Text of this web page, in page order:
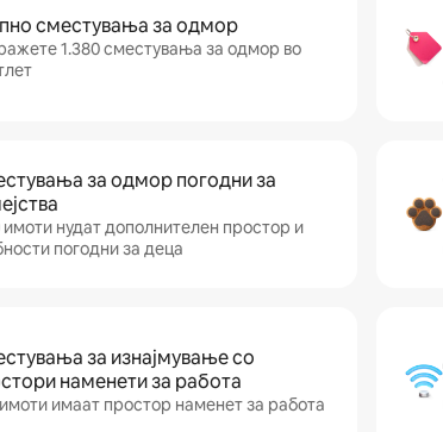
сместувања за одмор
1.380 сместувања за одмор во
за одмор погодни за
имоти нудат дополнителен простор и
погодни за деца
за изнајмување со
наменети за работа
имаат простор наменет за работа